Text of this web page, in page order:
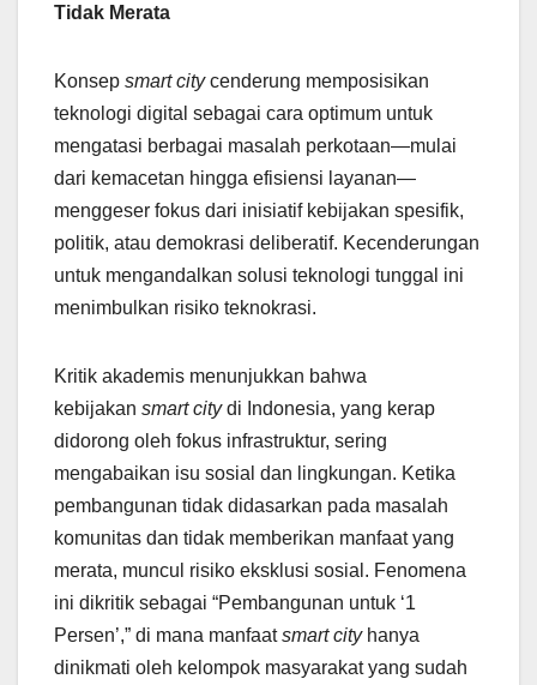
Tidak Merata
Konsep smart citycenderung memposisikan
teknologi digital sebagai cara optimum untuk
mengatasi berbagai masalah perkotaan—mulai
dari kemacetan hingga efisiensi layanan—
menggeser fokus dari inisiatif kebijakan spesifik,
politik, atau demokrasi deliberatif. Kecenderungan
untuk mengandalkan solusi teknologi tunggal ini
menimbulkan risiko teknokrasi.
Kritik akademis menunjukkan bahwa
kebijakan smart citydi Indonesia, yang kerap
didorong oleh fokus infrastruktur, sering
mengabaikan isu sosial dan lingkungan. Ketika
pembangunan tidak didasarkan pada masalah
komunitas dan tidak memberikan manfaat yang
merata, muncul risiko eksklusi sosial. Fenomena
ini dikritik sebagai “Pembangunan untuk ‘1
Persen’,” di mana manfaatsmart cityhanya
dinikmati oleh kelompok masyarakat yang sudah